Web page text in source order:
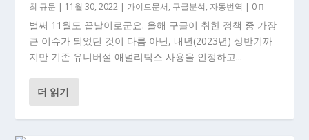
최 규문 | 11월 30, 2022 | 가이드문서, 구글분석, 자동번역 | 0
벌써 11월도 끝날이로군요. 올해 구글이 취한 정책 중 가장
큰 이슈가 되었던 것이 다름 아닌, 내년(2023년) 상반기까
지만 기존 유니버설 애널리틱스 사용을 인정하고...
더 읽기